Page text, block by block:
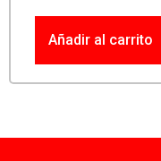
Añadir al carrito